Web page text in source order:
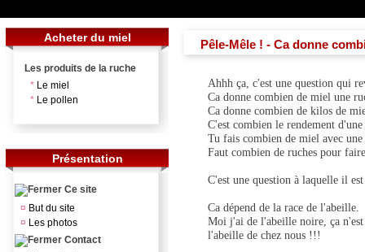
Acheter du miel
Les produits de la ruche
* Le miel
* Le pollen
Présentation
Ce site
¤ But du site
¤ Les photos
Contact
Pêle-Mêle ! - Ca donne
Ahhh ça, c'est une question qui
Ca donne combien de miel une
Ca donne combien de kilos de
C'est combien le rendement d'une
Tu fais combien de miel avec
Faut combien de ruches pour
C'est une question à laquelle il
Ca dépend de la race de l'abeille.
Moi j'ai de l'abeille noire, ça
l'abeille de chez nous !!!